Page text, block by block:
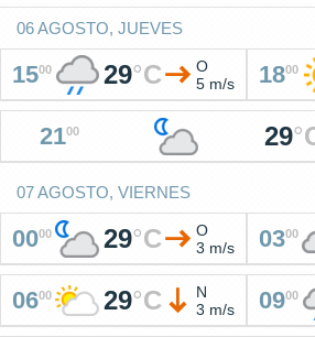
06 AGOSTO, JUEVES
1500 29°C
O
5 m/s
1800
2100 29°
07 AGOSTO, VIERNES
0000 29°C
O
3 m/s
0300
0600 29°C
N
3 m/s
0900